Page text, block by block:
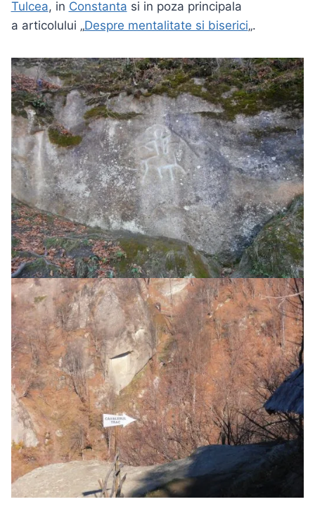
Tulcea, in Constanta si in poza principala
a articolului „Despre mentalitate si biserici„.